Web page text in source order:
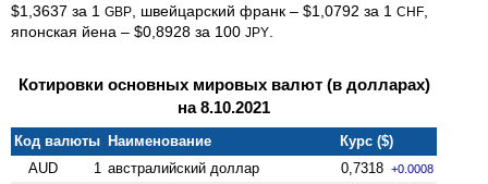
$1,3637 за 1 GBP , швейцарский франк – $1,0792 за 1 CHF
японская йена – $0,8928 за 100 JPY
Котировки основных мировых валют (в долларах)
на 8.10.2021
Код валюты Наименование
Курс ($)
AUD
1 австралийский доллар 0,7318 +0.0008